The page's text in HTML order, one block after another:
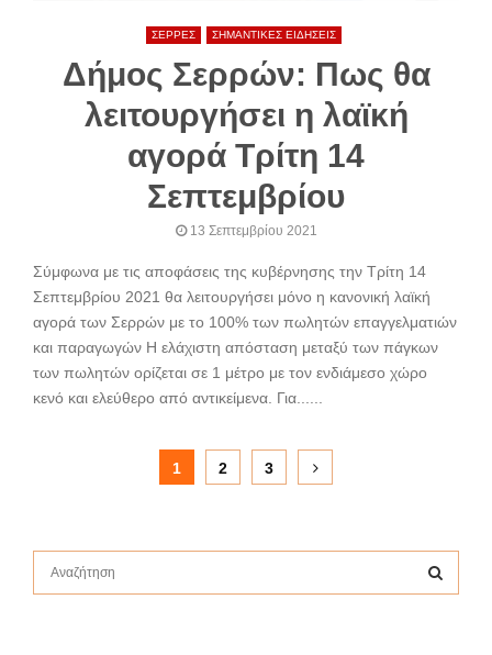
ΣΕΡΡΕΣ ΣΗΜΑΝΤΙΚΕΣ ΕΙΔΗΣΕΙΣ
Δήμος Σερρών: Πως θα
λειτουργήσει η λαϊκή
αγορά Τρίτη 14
Σεπτεμβρίου
13 Σεπτεμβρίου 2021
Σύμφωνα με τις αποφάσεις της κυβέρνησης την Τρίτη 14
Σεπτεμβρίου 2021 θα λειτουργήσει μόνο η κανονική λαϊκή
αγορά των Σερρών με το 100% των πωλητών επαγγελματιών
και παραγωγών Η ελάχιστη απόσταση μεταξύ των πάγκων
των πωλητών ορίζεται σε 1 μέτρο με τον ενδιάμεσο χώρο
κενό και ελεύθερο από αντικείμενα. Για......
Σελιδοποίηση
1 2 3